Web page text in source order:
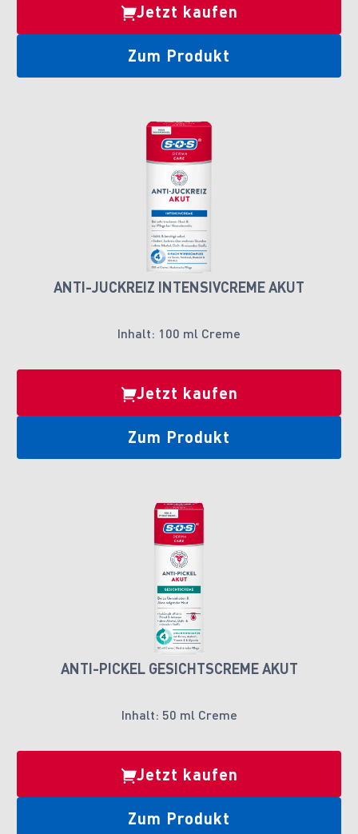
Jetzt kaufen
Zum Produkt
ANTI-JUCKREIZ INTENSIVCREME AKUT
Inhalt: 100 ml Creme
Jetzt kaufen
Zum Produkt
ANTI-PICKEL GESICHTSCREME AKUT
Inhalt: 50 ml Creme
Jetzt kaufen
Zum Produkt